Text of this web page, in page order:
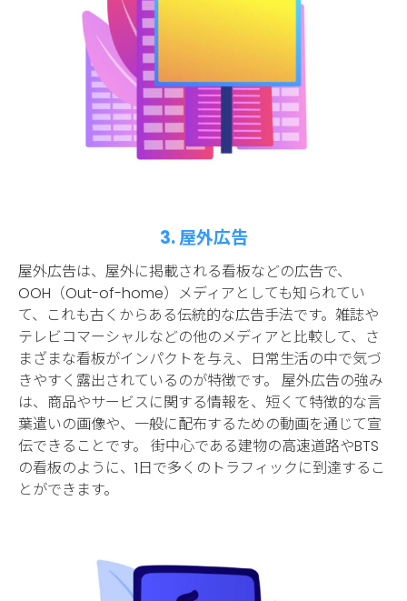
3. 屋外広告
屋外広告は、屋外に掲載される看板などの広告で、
OOH（Out-of-home）メディアとしても知られてい
て、これも古くからある伝統的な広告手法です。雑誌や
テレビコマーシャルなどの他のメディアと比較して、さ
まざまな看板がインパクトを与え、日常生活の中で気づ
きやすく露出されているのが特徴です。 屋外広告の強み
は、商品やサービスに関する情報を、短くて特徴的な言
葉遣いの画像や、一般に配布するための動画を通じて宣
伝できることです。 街中心である建物の高速道路やBTS
の看板のように、1日で多くのトラフィックに到達するこ
とができます。